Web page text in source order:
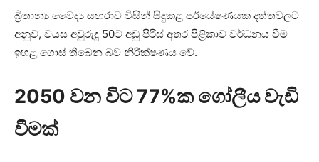
බ්‍රිතාන්‍ය වෛද්‍ය සඟරාව විසින් සිදුකළ පර්යේෂණයක දත්තවලට
අනුව, වයස අවුරුදු 50ට අඩු පිරිස් අතර පිළිකාව වර්ධනය වීම
ඉහළ ගොස් තිබෙන බව නිරීක්ෂණය වේ.
2050 වන විට 77%ක ගෝලීය වැඩි
වීමක්